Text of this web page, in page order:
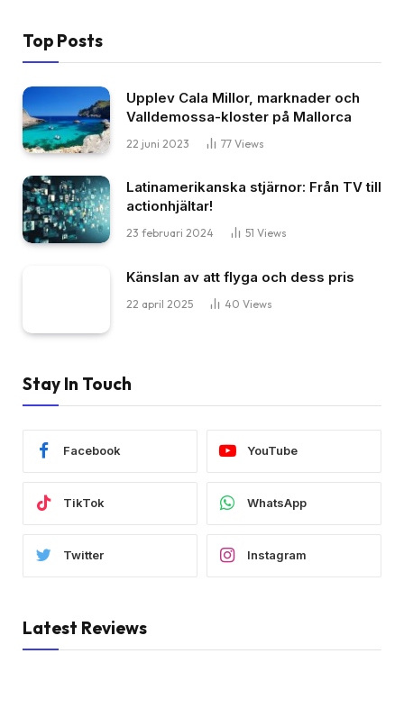
Top Posts
Upplev Cala Millor, marknader och
Valldemossa-kloster på Mallorca
22 juni 2023 77 Views
Latinamerikanska stjärnor: Från TV till
actionhjältar!
23 februari 2024 51 Views
Känslan av att flyga och dess pris
22 april 2025 40 Views
Stay In Touch
Facebook YouTube
TikTok WhatsApp
Twitter Instagram
Latest Reviews